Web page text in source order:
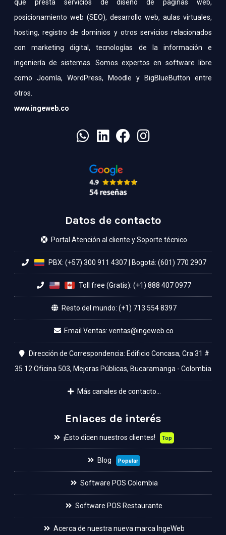
que presta servicios de diseño de páginas web,
posicionamiento web (SEO), desarrollo web, aulas virtuales,
hosting, registro de dominios y otros servicios relacionados
con marketing digital, tecnologías de la información e
ingeniería de sistemas. Somos expertos en software libre
como Joomla, WordPress, Moodle y BigBlueButton entre
otros.
www.ingeweb.co
Datos de contacto
Portal Atención al cliente y Soporte técnico
PBX: (+57) 300 911 4307| Bogotá: (601) 770 2907
Toll free (Gratis): (+1) 888 407 0977
Resto del mundo: (+1) 713 554 8397
Email Ventas:
Dirección de Correspondencia: Edificio Concasa, Cra 31 #
35 12 Oficina 503, Mejoras Públicas, Bucaramanga - Colombia
Más canales de contacto...
Enlaces de interés
¡Esto dicen nuestros clientes! Top
Blog Popular
Software POS Colombia
Software POS Restaurante
Acerca de nuestra nueva marca IngeWeb